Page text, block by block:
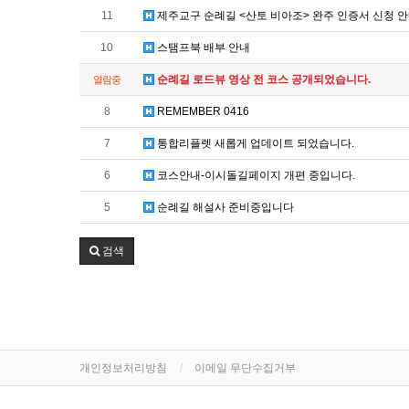
11 제주교구 순례길 <산토 비아조> 완주 인증서 신청
10 스탬프북 배부 안내
열람중 순례길 로드뷰 영상 전 코스 공개되었습니다.
8 REMEMBER 0416
7 통합리플렛 새롭게 업데이트 되었습니다.
6 코스안내-이시돌길페이지 개편 중입니다.
5 순례길 해설사 준비중입니다
검색
개인정보처리방침 이메일 무단수집거부